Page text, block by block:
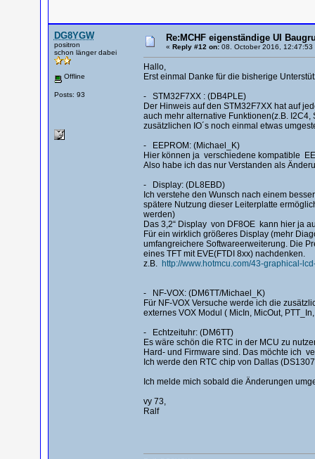
DG8YGW
positron
schon länger dabei
Offline
Posts: 93
Re:MCHF eigenständige UI
« Reply #12 on:08. October 2016, 12:47:53
Hallo,
Erst einmal Danke für die bisherige
- STM32F7XX : (DB4PLE)
Der Hinweis auf den STM32F7XX hat auf
auch mehr alternative Funktionen(z.B. I2C4,
zusätzlichen IO´s noch einmal etwas
- EEPROM: (Michael_K)
Hier können ja verschiedene kompatible
Also habe ich das nur Verstanden als
- Display: (DL8EBD)
Ich verstehe den Wunsch nach einem
spätere Nutzung dieser Leiterplatte
werden)
Das 3,2“ Display von DF8OE kann hier ja
Für ein wirklich größeres Display (mehr
umfangreichere Softwareerweiterung. Die
eines TFT mit EVE(FTDI 8xx) nachdenken.
z.B. http://www.hotmcu.com/43-graphical-
- NF-VOX: (DM6TT/Michael_K)
Für NF-VOX Versuche werde ich die
externes VOX Modul ( MicIn, MicOut,
- Echtzeituhr: (DM6TT)
Es wäre schön die RTC in der MCU zu
Hard- und Firmware sind. Das möchte ich
Ich werde den RTC chip von Dallas
Ich melde mich sobald die Änderungen
vy 73,
Ralf